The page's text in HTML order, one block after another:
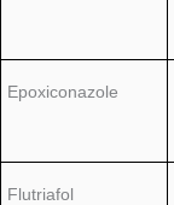
Epoxiconazole
Flutriafol